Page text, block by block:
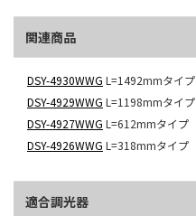
関連商品
DSY-4930WWG L=1492mmタイプ
DSY-4929WWG L=1198mmタイプ
DSY-4927WWG L=612mmタイプ
DSY-4926WWG L=318mmタイプ
適合調光器